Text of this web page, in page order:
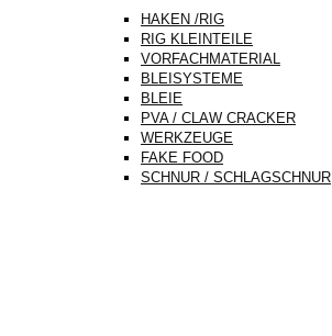
HAKEN /RIG
RIG KLEINTEILE
VORFACHMATERIAL
BLEISYSTEME
BLEIE
PVA / CLAW CRACKER
WERKZEUGE
FAKE FOOD
SCHNUR / SCHLAGSCHNUR